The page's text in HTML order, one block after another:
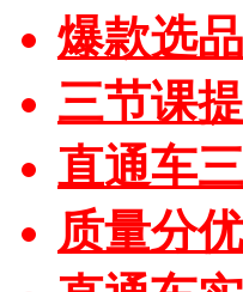
爆款选
三节课
直通车
质量分